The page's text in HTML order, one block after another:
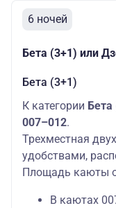
6 ночей
Бета (3+1) или
Бета (3+1)
К категории Бета
007–012.
Трехместная
удобствами,
Площадь каюты
В каютах